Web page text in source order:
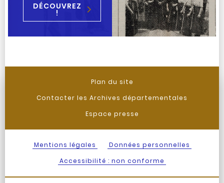
DÉCOUVREZ
!
Plan du site
Contacter les Archives départementales
Espace presse
Mentions légales
Données personnelles
Accessibilité : non conforme